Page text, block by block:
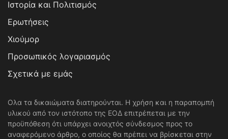
Ιστορία και Πολιτισμός
Ερωτήσεις
Χιούμορ
Προσωπικός λογαριασμός
Σχετικά με εμάς
Ολα τα δικαιώματα διατηρούνται. Η χρήση και η παραπομπή
υλικού από τον ιστότοπο της ΕΟΔ επιτρέπεται με την
προϋπόθεση ότι υπάρχει ανοιχτός σύνδεσμος προς το
αναφερόμενο άρθρο, ο οποίος θα πρέπει να βρίσκεται στην